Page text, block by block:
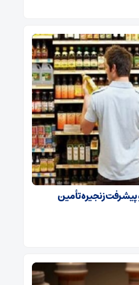
زنجیره تأمین